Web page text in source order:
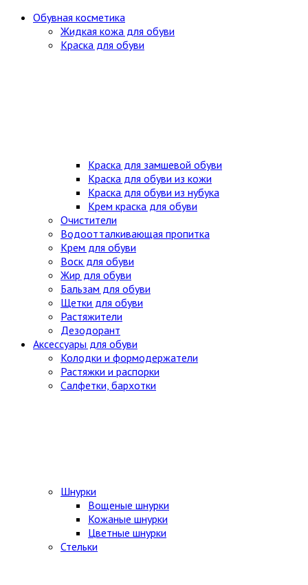
Обувная косметика
Жидкая кожа для обуви
Краска для обуви
Краска для замшевой обуви
Краска для обуви из кожи
Краска для обуви из нубука
Крем краска для обуви
Очистители
Водоотталкивающая пропитка
Крем для обуви
Воск для обуви
Жир для обуви
Бальзам для обуви
Щетки для обуви
Растяжители
Дезодорант
Аксессуары для обуви
Колодки и формодержатели
Растяжки и распорки
Салфетки, бархотки
Шнурки
Вощеные шнурки
Кожаные шнурки
Цветные шнурки
Стельки